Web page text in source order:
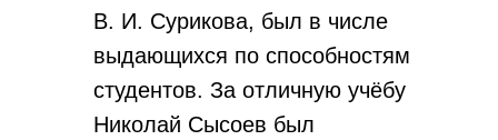
В. И. Сурикова, был в числе
выдающихся по способностям
студентов. За отличную учёбу
Николай Сысоев был